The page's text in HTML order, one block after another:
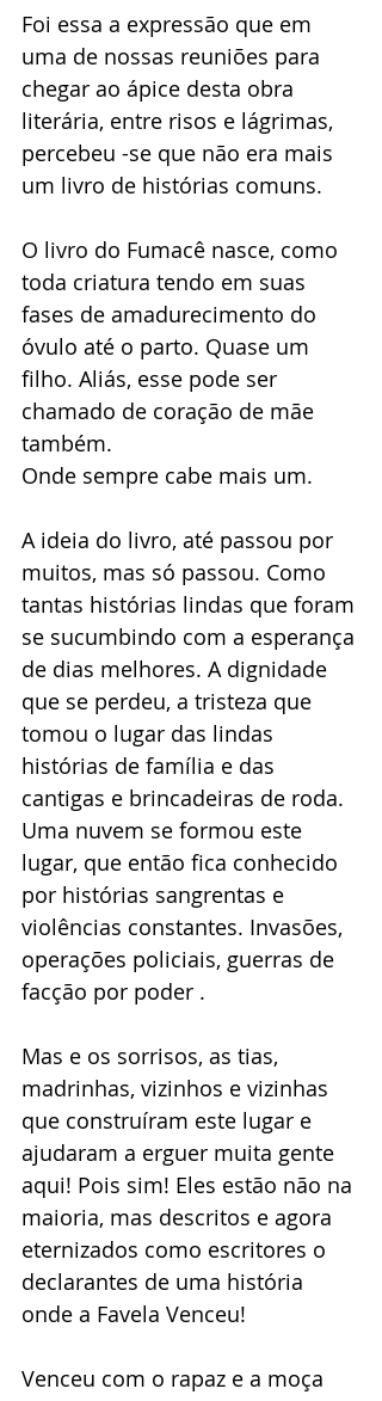
Foi essa a expressão que em
uma de nossas reuniões para
chegar ao ápice desta obra
literária, entre risos e lágrimas,
percebeu -se que não era mais
um livro de histórias comuns.
O livro do Fumacê nasce, como
toda criatura tendo em suas
fases de amadurecimento do
óvulo até o parto. Quase um
filho. Aliás, esse pode ser
chamado de coração de mãe
também.
Onde sempre cabe mais um.
A ideia do livro, até passou por
muitos, mas só passou. Como
tantas histórias lindas que foram
se sucumbindo com a esperança
de dias melhores. A dignidade
que se perdeu, a tristeza que
tomou o lugar das lindas
histórias de família e das
cantigas e brincadeiras de roda.
Uma nuvem se formou este
lugar, que então fica conhecido
por histórias sangrentas e
violências constantes. Invasões,
operações policiais, guerras de
facção por poder .
Mas e os sorrisos, as tias,
madrinhas, vizinhos e vizinhas
que construíram este lugar e
ajudaram a erguer muita gente
aqui! Pois sim! Eles estão não na
maioria, mas descritos e agora
eternizados como escritores o
declarantes de uma história
onde a Favela Venceu!
Venceu com o rapaz e a moça